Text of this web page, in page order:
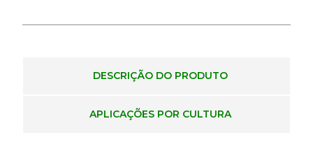
DESCRIÇÃO DO PRODUTO
APLICAÇÕES POR CULTURA